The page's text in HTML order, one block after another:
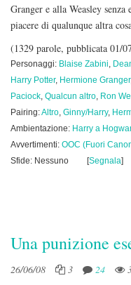
Granger e alla Weasley
piacere di qualunque altra
(1329 parole, pubblicata 01/
Personaggi: Blaise Zabini,
Harry Potter, Hermione Granger
Paciock, Qualcun altro, Ron
Pairing:Altro, Ginny/Harry,
Ambientazione: Harry a
Avvertimenti: OOC (Fuori
Sfide: Nessuno
[Segnala]
Una punizione
26/06/08 3 24